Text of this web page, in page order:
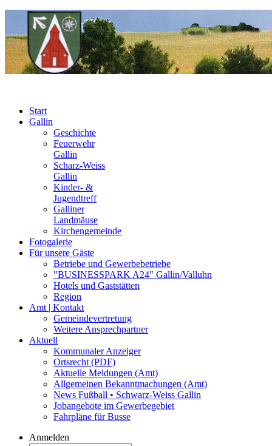
Start
Gallin
Geschichte
Feuerwehr
Gallin
Scharz-Weiss
Gallin
Kinder- &
Jugendtreff
Galliner
Landmäuse
Kirchengemeinde
Fotogalerie
Für unsere Gäste
Betriebe und Gewerbebetriebe
"BUSINESSPARK A24" Gallin/Valluhn
Hotels und Gaststätten
Region
Amt | Kontakt
Gemeindevertretung
Weitere Ansprechpartner
Aktuell
Kommunaler Anzeiger
Ortsrecht (PDF)
Aktuelle Meldungen (Amt)
Allgemeinen Bekanntmachungen (Amt)
News Fußball • Schwarz-Weiss Gallin
Jobangebote im Gewerbegebiet
Fahrpläne für Busse
Anmelden